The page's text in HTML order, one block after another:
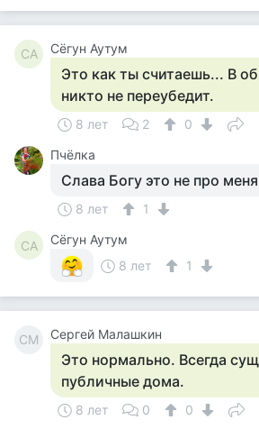
СА Сёгун Аутум
Это как ты считаешь... В
никто не переубедит.
8 лет 2
0
Пчёлка
Слава Богу это не про меня
8 лет 1
СА
Сёгун Аутум
8 лет
1
СМ Сергей Малашкин
Это нормально. Всегда
публичные дома.
8 лет 0 0